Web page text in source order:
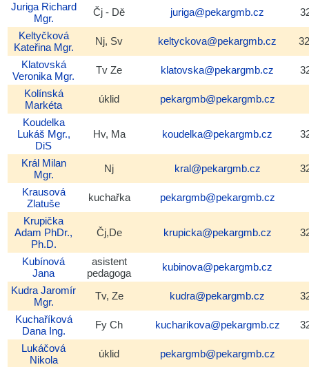
Juriga Richard
Mgr.
Čj - Dě juriga@pekargmb.cz
Keltyčková
Kateřina Mgr.
Nj, Sv keltyckova@pekargmb.cz
Klatovská
Veronika Mgr.
Tv Ze klatovska@pekargmb.cz
Kolínská
Markéta
úklid
pekargmb@pekargmb.cz
Koudelka
Lukáš Mgr.,
DiS
Hv, Ma koudelka@pekargmb.cz
Král Milan
Mgr.
Nj kral@pekargmb.cz
Krausová
Zlatuše
kuchařka
pekargmb@pekargmb.cz
Krupička
Adam PhDr.,
Ph.D.
Čj,De krupicka@pekargmb.cz
Kubínová
Jana
asistent
pedagoga
kubinova@pekargmb.cz
Kudra Jaromír
Mgr.
Tv, Ze kudra@pekargmb.cz
Kuchaříková
Dana Ing.
Fy Ch kucharikova@pekargmb.cz
Lukáčová
Nikola
úklid
pekargmb@pekargmb.cz